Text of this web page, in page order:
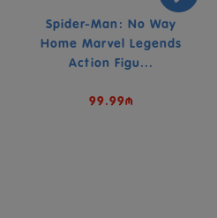
Spider-Man: No Way
Home Marvel Legends
Action Figu...
99.99₼